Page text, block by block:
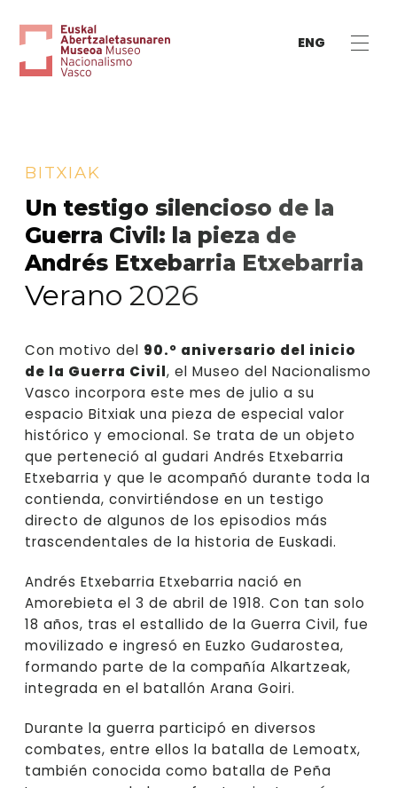
ENG
BITXIAK
Un testigo silencioso de la
Guerra Civil: la pieza de
Andrés Etxebarria Etxebarria
Verano 2026
Con motivo del 90.º aniversario del inicio
de la Guerra Civil, el Museo del Nacionalismo
Vasco incorpora este mes de julio a su
espacio Bitxiak una pieza de especial valor
histórico y emocional. Se trata de un objeto
que perteneció al gudari Andrés Etxebarria
Etxebarria y que le acompañó durante toda la
contienda, convirtiéndose en un testigo
directo de algunos de los episodios más
trascendentales de la historia de Euskadi.
Andrés Etxebarria Etxebarria nació en
Amorebieta el 3 de abril de 1918. Con tan solo
18 años, tras el estallido de la Guerra Civil, fue
movilizado e ingresó en Euzko Gudarostea,
formando parte de la compañía Alkartzeak,
integrada en el batallón Arana Goiri.
Durante la guerra participó en diversos
combates, entre ellos la batalla de Lemoatx,
también conocida como batalla de Peña